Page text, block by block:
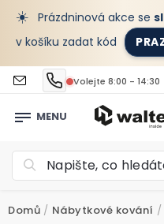
☀️ Prázdninová akce se
v košíku zadat kód
Volejte 8:00 - 14:30
Domů / Nábytkové kování /